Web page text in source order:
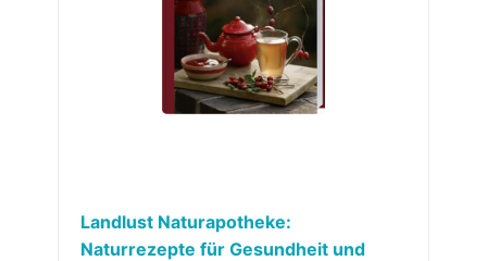
Landlust Naturapotheke:
Naturrezepte für Gesundheit und